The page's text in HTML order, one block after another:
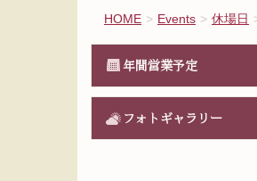
HOME Events 休場日
年間営業予定
フォトギャラリー